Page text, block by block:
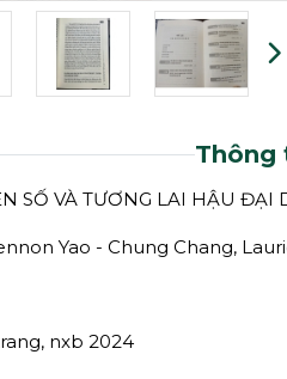
Thông
SỐ VÀ TƯƠNG LAI HẬU ĐẠI
Yao - Chung Chang,
nxb 2024